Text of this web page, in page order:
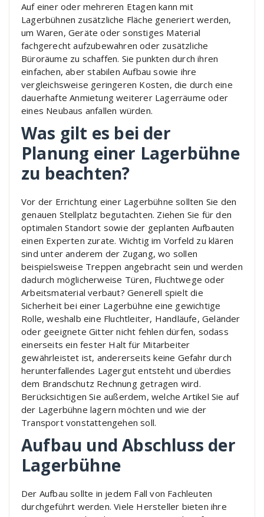
Auf einer oder mehreren Etagen kann mit
Lagerbühnen zusätzliche Fläche generiert werden,
um Waren, Geräte oder sonstiges Material
fachgerecht aufzubewahren oder zusätzliche
Büroräume zu schaffen. Sie punkten durch ihren
einfachen, aber stabilen Aufbau sowie ihre
vergleichsweise geringeren Kosten, die durch eine
dauerhafte Anmietung weiterer Lagerräume oder
eines Neubaus anfallen würden.
Was gilt es bei der
Planung einer Lagerbühne
zu beachten?
Vor der Errichtung einer Lagerbühne sollten Sie den
genauen Stellplatz begutachten. Ziehen Sie für den
optimalen Standort sowie der geplanten Aufbauten
einen Experten zurate. Wichtig im Vorfeld zu klären
sind unter anderem der Zugang, wo sollen
beispielsweise Treppen angebracht sein und werden
dadurch möglicherweise Türen, Fluchtwege oder
Arbeitsmaterial verbaut? Generell spielt die
Sicherheit bei einer Lagerbühne eine gewichtige
Rolle, weshalb eine Fluchtleiter, Handläufe, Geländer
oder geeignete Gitter nicht fehlen dürfen, sodass
einerseits ein fester Halt für Mitarbeiter
gewährleistet ist, andererseits keine Gefahr durch
herunterfallendes Lagergut entsteht und überdies
dem Brandschutz Rechnung getragen wird.
Berücksichtigen Sie außerdem, welche Artikel Sie auf
der Lagerbühne lagern möchten und wie der
Transport vonstattengehen soll.
Aufbau und Abschluss der
Lagerbühne
Der Aufbau sollte in jedem Fall von Fachleuten
durchgeführt werden. Viele Hersteller bieten ihre